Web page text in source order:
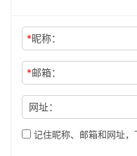
科
*昵称：
*邮箱：
网址：
记住昵称、邮箱和网址，